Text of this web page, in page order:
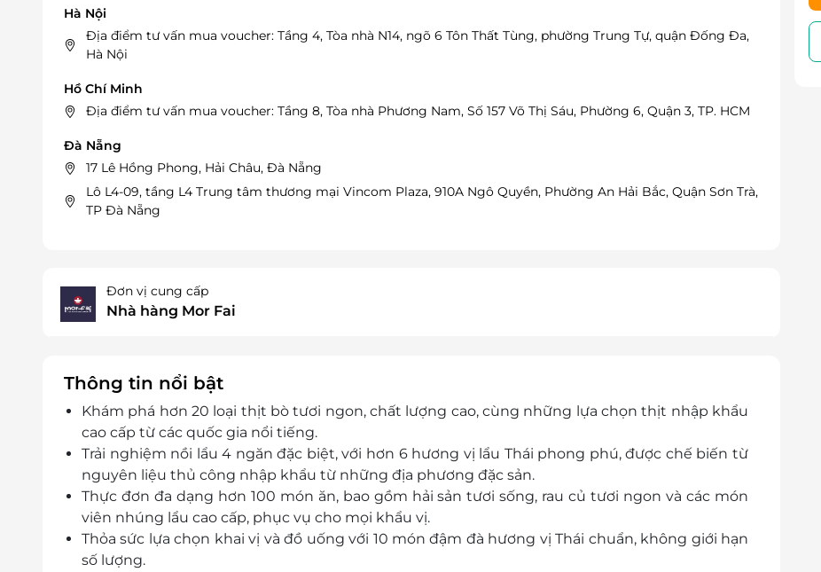
Hà Nội
Địa điểm tư vấn mua voucher: Tầng 4, Tòa nhà N14, ngõ 6 Tôn Thất Tùng, phường Trung Tự, quận Đống Đa,
Hà Nội
Hồ Chí Minh
Địa điểm tư vấn mua voucher: Tầng 8, Tòa nhà Phương Nam, Số 157 Võ Thị Sáu, Phường 6, Quận 3, TP. HCM
Đà Nẵng
17 Lê Hồng Phong, Hải Châu, Đà Nẵng
Lô L4-09, tầng L4 Trung tâm thương mại Vincom Plaza, 910A Ngô Quyền, Phường An Hải Bắc, Quận Sơn Trà,
TP Đà Nẵng
Đơn vị cung cấp
Nhà hàng Mor Fai
Thông tin nổi bật
Khám phá hơn 20 loại thịt bò tươi ngon, chất lượng cao, cùng những lựa chọn thịt nhập khẩu
cao cấp từ các quốc gia nổi tiếng.
Trải nghiệm nồi lẩu 4 ngăn đặc biệt, với hơn 6 hương vị lẩu Thái phong phú, được chế biến từ
nguyên liệu thủ công nhập khẩu từ những địa phương đặc sản.
Thực đơn đa dạng hơn 100 món ăn, bao gồm hải sản tươi sống, rau củ tươi ngon và các món
viên nhúng lẩu cao cấp, phục vụ cho mọi khẩu vị.
Thỏa sức lựa chọn khai vị và đồ uống với 10 món đậm đà hương vị Thái chuẩn, không giới hạn
số lượng.